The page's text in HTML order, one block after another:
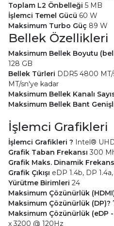
Toplam L2 Önbelleği 5 MB
İşlemci Temel Gücü 60 W
Maksimum Turbo Güç89 W
Bellek Özellikleri
Maksimum Bellek Boyutu
128 GB
Bellek Türleri DDR5 4800
MT/sn'ye kadar
Maksimum Bellek Kanalı
Maksimum Bellek Bant
İşlemci Grafikleri
İşlemci Grafikleri ? Intel®
Grafik Taban Frekansı300
Grafik Maks. Dinamik Frekans
Grafik Çıkışı eDP 1.4b, DP
Yürütme Birimleri 24
Maksimum Çözünürlük
Maksimum Çözünürlük (DP)?
Maksimum Çözünürlük (eDP
x 3200 @ 120Hz